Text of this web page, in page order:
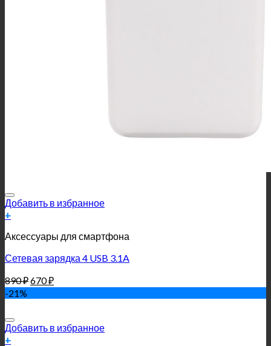
Добавить в избранное
+
Аксессуары для смартфона
Сетевая зарядка 4 USB 3.1A
890₽670₽
-21%
Добавить в избранное
+